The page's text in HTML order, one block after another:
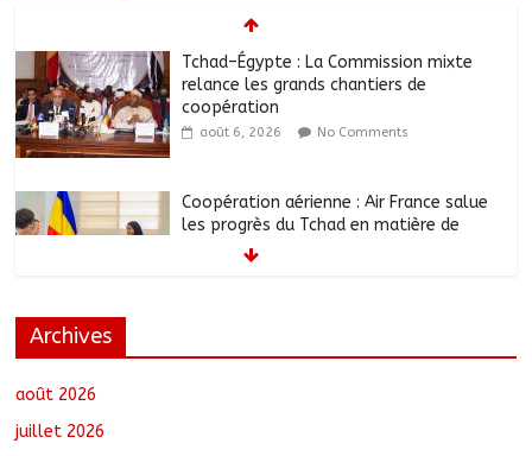
Tchad–Égypte : La Commission mixte
relance les grands chantiers de
coopération
août 6, 2026 No Comments
Coopération aérienne : Air France salue
les progrès du Tchad en matière de
vaste opération de sauvetage
Archives
août 2026
juillet 2026